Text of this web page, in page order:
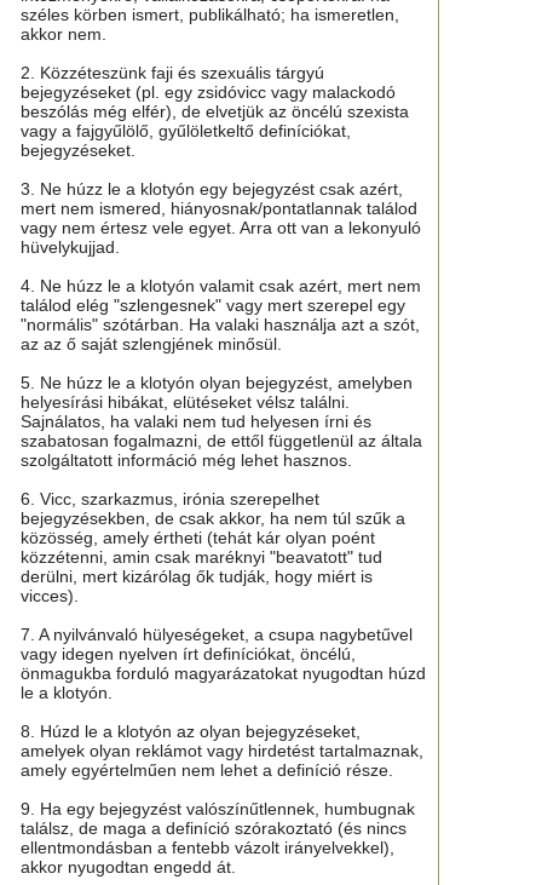
széles körben ismert, publikálható; ha ismeretlen,
akkor nem.
2. Közzéteszünk faji és szexuális tárgyú
bejegyzéseket (pl. egy zsidóvicc vagy malackodó
beszólás még elfér), de elvetjük az öncélú szexista
vagy a fajgyűlölő, gyűlöletkeltő definíciókat,
bejegyzéseket.
3. Ne húzz le a klotyón egy bejegyzést csak azért,
mert nem ismered, hiányosnak/pontatlannak találod
vagy nem értesz vele egyet. Arra ott van a lekonyuló
hüvelykujjad.
4. Ne húzz le a klotyón valamit csak azért, mert nem
találod elég "szlengesnek" vagy mert szerepel egy
"normális" szótárban. Ha valaki használja azt a szót,
az az ő saját szlengjének minősül.
5. Ne húzz le a klotyón olyan bejegyzést, amelyben
helyesírási hibákat, elütéseket vélsz találni.
Sajnálatos, ha valaki nem tud helyesen írni és
szabatosan fogalmazni, de ettől függetlenül az általa
szolgáltatott információ még lehet hasznos.
6. Vicc, szarkazmus, irónia szerepelhet
bejegyzésekben, de csak akkor, ha nem túl szűk a
közösség, amely értheti (tehát kár olyan poént
közzétenni, amin csak maréknyi "beavatott" tud
derülni, mert kizárólag ők tudják, hogy miért is
vicces).
7. A nyilvánvaló hülyeségeket, a csupa nagybetűvel
vagy idegen nyelven írt definíciókat, öncélú,
önmagukba forduló magyarázatokat nyugodtan húzd
le a klotyón.
8. Húzd le a klotyón az olyan bejegyzéseket,
amelyek olyan reklámot vagy hirdetést tartalmaznak,
amely egyértelműen nem lehet a definíció része.
9. Ha egy bejegyzést valószínűtlennek, humbugnak
találsz, de maga a definíció szórakoztató (és nincs
ellentmondásban a fentebb vázolt irányelvekkel),
akkor nyugodtan engedd át.